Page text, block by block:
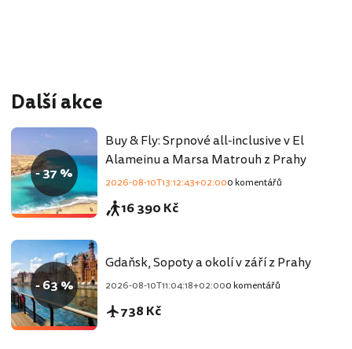
Další akce
- 37 %
Buy & Fly: Srpnové all-inclusive v El
Alameinu a Marsa Matrouh z Prahy
2026-08-10T13:12:43+02:000 komentářů
16 390 Kč
- 63 %
Gdaňsk, Sopoty a okolí v září z Prahy
2026-08-10T11:04:18+02:000 komentářů
738 Kč